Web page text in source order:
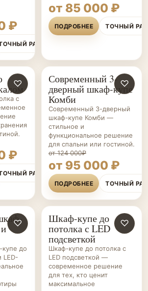
₽
РАСЧЁТ
от 85 000 ₽
ПОДРОБНЕЕ ТОЧНЫЙ
♡
с
₽
РАСЧЁТ
ШКАФЫ-
КУПЕ НА ЗАКАЗ
♡
Современный 3-
дверный шкаф-купе
Комби
Современный 3-дверный
шкаф-купе Комби —
стильное и
функциональное решение
для спальни или гостиной.
от 124 000₽
от 95 000 ₽
ПОДРОБНЕЕ ТОЧНЫЙ
♡
до
LED-
ШКАФЫ-
КУПЕ НА ЗАКАЗ
♡
Шкаф-купе до
потолка с LED
подсветкой
Шкаф-купе до потолка с
LED подсветкой —
современное решение
для тех, кто ценит
максимальное